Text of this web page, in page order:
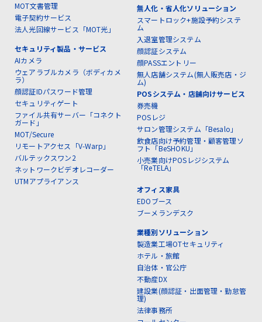
MOT文書管理
電子契約サービス
法人光回線サービス「MOT光」
セキュリティ製品・サービス
AIカメラ
ウェアラブルカメラ（ボディカメ
ラ）
顔認証IDパスワード管理
セキュリティゲート
ファイル共有サーバー「コネクト
ガード」
MOT/Secure
リモートアクセス「V-Warp」
バルテックスワン2
ネットワークビデオレコーダー
UTMアプライアンス
無人化・省人化ソリューション
スマートロック+施設予約システ
ム
入退室管理システム
顔認証システム
顔PASSエントリー
無人店舗システム(無人販売店・ジ
ム)
POSシステム・店舗向けサービス
券売機
POSレジ
サロン管理システム「Besalo」
飲食店向け予約管理・顧客管理ソ
フト「BeSHOKU」
小売業向けPOSレジシステム
「ReTELA」
オフィス家具
EDOブース
ブーメランデスク
業種別ソリューション
製造業工場OTセキュリティ
ホテル・旅館
自治体・官公庁
不動産DX
建設業(顔認証・出面管理・勤怠管
理)
法律事務所